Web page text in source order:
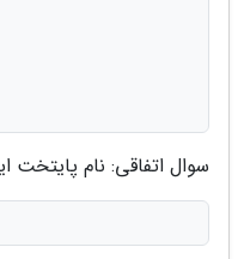
سوال اتفاقی: نام پایتخت